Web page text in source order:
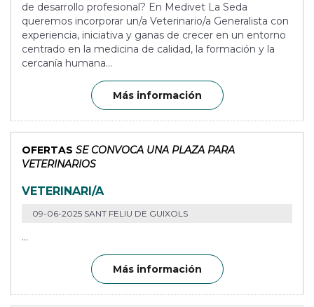
de desarrollo profesional? En Medivet La Seda
queremos incorporar un/a Veterinario/a Generalista con
experiencia, iniciativa y ganas de crecer en un entorno
centrado en la medicina de calidad, la formación y la
cercanía humana...
Más información
OFERTAS SE CONVOCA UNA PLAZA PARA
VETERINARIOS
VETERINARI/A
09-06-2025 SANT FELIU DE GUIXOLS
...
Más información